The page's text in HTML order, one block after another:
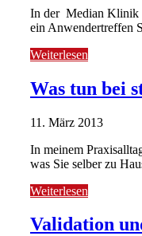
In der Median Klinik
ein Anwendertreffen
Weiterlesen
Was tun bei
11. März 2013
In meinem
was Sie selber zu
Weiterlesen
Validation